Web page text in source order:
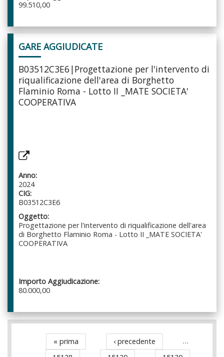
99.510,00
GARE AGGIUDICATE
B03512C3E6|Progettazione per l'intervento di
riqualificazione dell'area di Borghetto
Flaminio Roma - Lotto II _MATE SOCIETA'
COOPERATIVA
Anno:
2024
CIG:
B03512C3E6
Oggetto:
Progettazione per l'intervento di riqualificazione dell'area
di Borghetto Flaminio Roma - Lotto II _MATE SOCIETA'
COOPERATIVA
Importo Aggiudicazione:
80.000,00
« prima ‹ precedente
…